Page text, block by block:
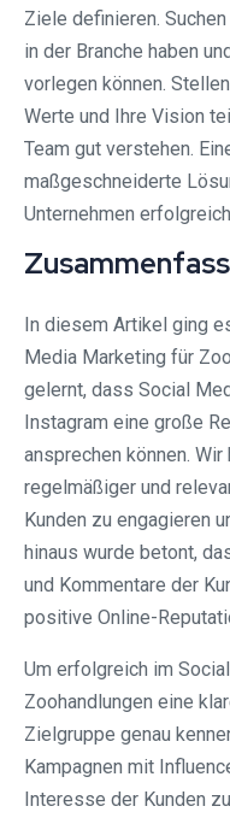
Ziele definieren.
in der Branche haben
vorlegen können.
Werte und Ihre Vision
Team gut verstehen.
maßgeschneiderte
Unternehmen
In diesem Artikel ging
Media Marketing für
gelernt, dass Social
Instagram eine große
ansprechen können.
regelmäßiger und
Kunden zu engagieren
hinaus wurde betont,
und Kommentare der
positive Online-
Um erfolgreich im
Zoohandlungen eine
Zielgruppe genau
Kampagnen mit
Interesse der Kunden